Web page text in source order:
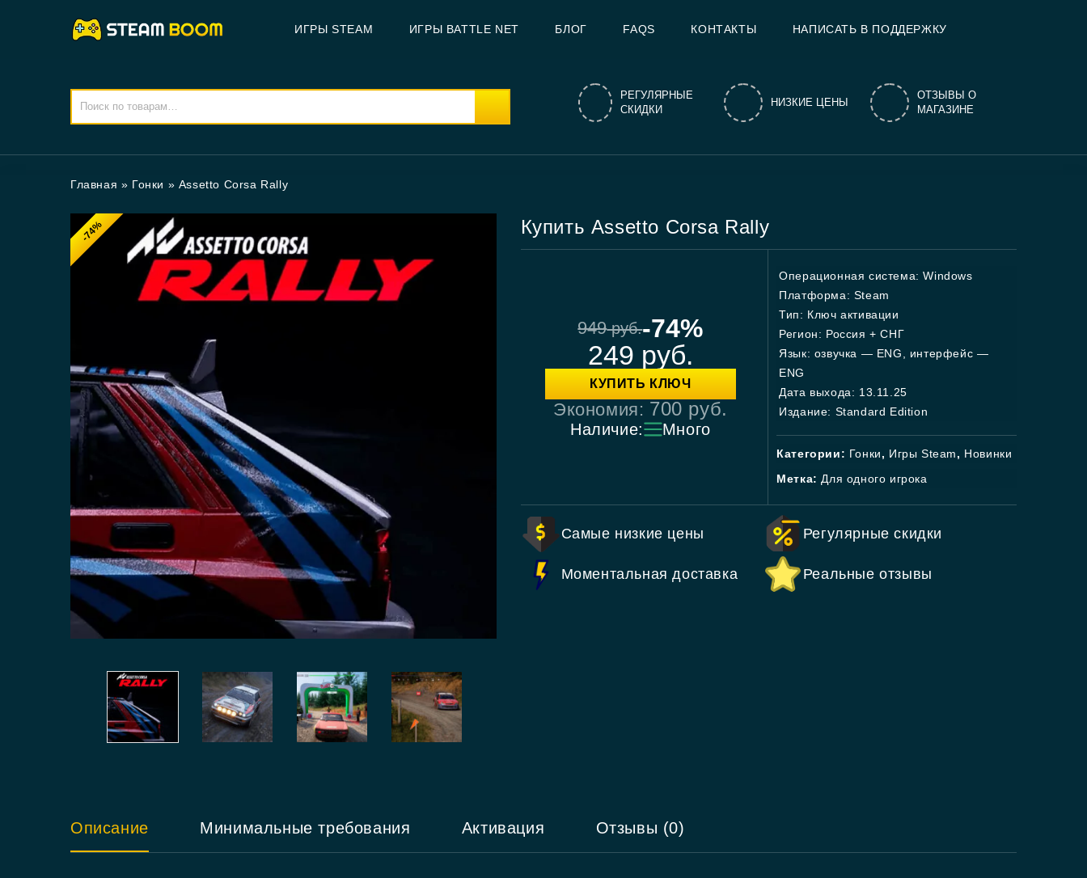
ИГРЫ STEAM ИГРЫ BATTLE NET БЛОГ FAQS КОНТАКТЫ НАПИСАТЬ В ПОДДЕРЖКУ
РЕГУЛЯРНЫЕ
СКИДКИ
НИЗКИЕ ЦЕНЫ
ОТЗЫВЫ О
МАГАЗИНЕ
Главная » Гонки » Assetto Corsa Rally
-74% Купить Assetto Corsa Rally
949руб.-74%
249 руб.
КУПИТЬ КЛЮЧ
Экономия: 700 руб.
Наличие: Много
Операционная система: Windows
Платформа: Steam
Тип: Ключ активации
Регион: Россия + СНГ
Язык: озвучка — ENG, интерфейс —
ENG
Дата выхода: 13.11.25
Издание: Standard Edition
Категории: Гонки, Игры Steam, Новинки
Метка: Для одного игрока
Самые низкие цены Регулярные скидки
Моментальная доставка Реальные отзывы
Описание Минимальные требования Активация Отзывы (0)